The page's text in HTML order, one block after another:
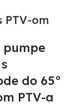
PTV-om
pumpe
do 65°
PTV-a